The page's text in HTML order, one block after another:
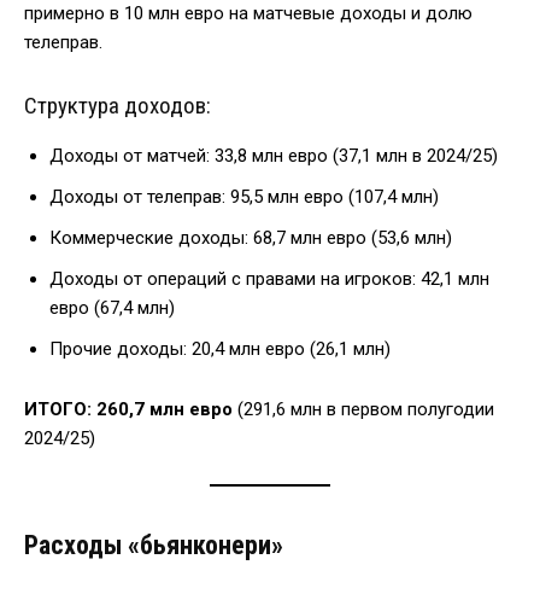
примерно в 10 млн евро на матчевые доходы и долю
телеправ.
Структура доходов:
Доходы от матчей: 33,8 млн евро (37,1 млн в 2024/25)
Доходы от телеправ: 95,5 млн евро (107,4 млн)
Коммерческие доходы: 68,7 млн евро (53,6 млн)
Доходы от операций с правами на игроков: 42,1 млн
евро (67,4 млн)
Прочие доходы: 20,4 млн евро (26,1 млн)
ИТОГО: 260,7 млн евро (291,6 млн в первом полугодии
2024/25)
Расходы «бьянконери»